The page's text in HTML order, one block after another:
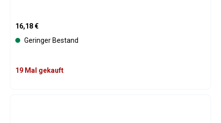
Regulärer Preis:
16,18 €
Geringer Bestand
19 Mal gekauft